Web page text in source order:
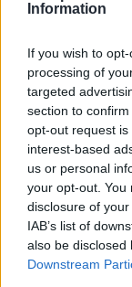
Information
If you wish to
processing of
targeted
section to
opt-out request
interest-based
us or personal
your opt-out. You
disclosure of
IAB’s list of
also be disclosed
Downstream